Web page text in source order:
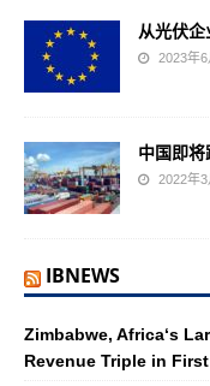
从光伏
2023年
中国即将
2022年
IBNEWS
Zimbabwe, Africa‘s
Revenue Triple in